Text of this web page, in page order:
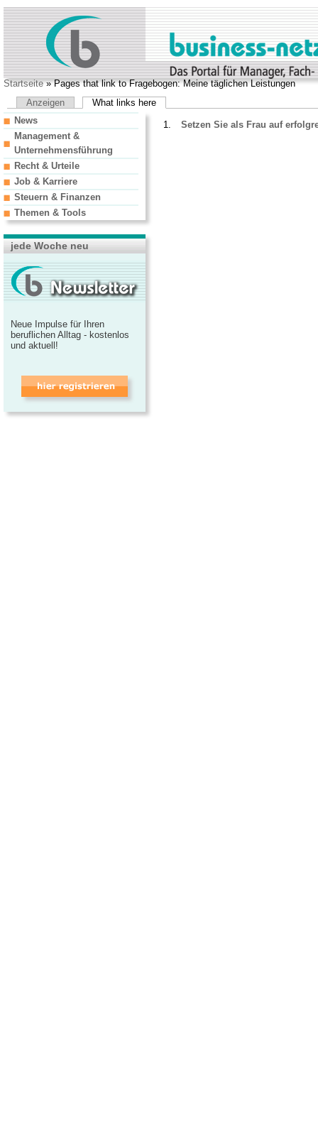
Startseite» Pages that link to Fragebogen: Meine täglichen Leistungen
Anzeigen
What links here
Setzen Sie als Frau auf
News
Management &
Unternehmensführung
Recht & Urteile
Job & Karriere
Steuern & Finanzen
Themen & Tools
jede Woche neu
Neue Impulse für Ihren
beruflichen Alltag - kostenlos
und aktuell!